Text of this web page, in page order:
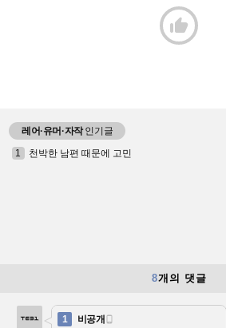

레어·유머·자작인기글
1
천박한 남편 때문에 고민
8개의 댓글
1 비공개 